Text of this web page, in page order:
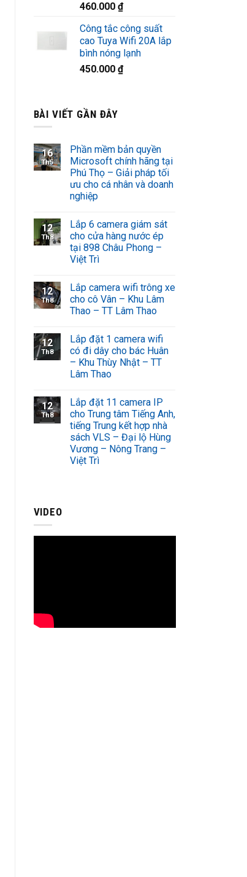
460.000 ₫
Công tắc công suất
cao Tuya Wifi 20A lắp
bình nóng lạnh
450.000 ₫
BÀI VIẾT GẦN ĐÂY
16
Th5
Phần mềm bản quyền
Microsoft chính hãng tại
Phú Thọ – Giải pháp tối
ưu cho cá nhân và doanh
nghiệp
12
Th8
Lắp 6 camera giám sát
cho cửa hàng nước ép
tại 898 Châu Phong –
Việt Trì
12
Th8
Lắp camera wifi trông xe
cho cô Vân – Khu Lâm
Thao – TT Lâm Thao
12
Th8
Lắp đặt 1 camera wifi
có đi dây cho bác Huân
– Khu Thùy Nhật – TT
Lâm Thao
12
Th8
Lắp đặt 11 camera IP
cho Trung tâm Tiếng Anh,
tiếng Trung kết hợp nhà
sách VLS – Đại lộ Hùng
Vương – Nông Trang –
Việt Trì
VIDEO